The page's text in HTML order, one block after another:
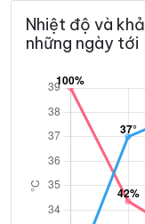
Nhiệt độ và
những ngày tới